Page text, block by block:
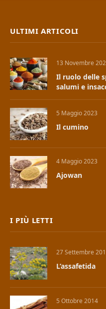
ULTIMI ARTICOLI
13 Novembre
Il ruolo delle
salumi e
5 Maggio 2023
Il cumino
4 Maggio 2023
Ajowan
I PIÙ LETTI
27 Settembre
L’assafetida
5 Ottobre 2014